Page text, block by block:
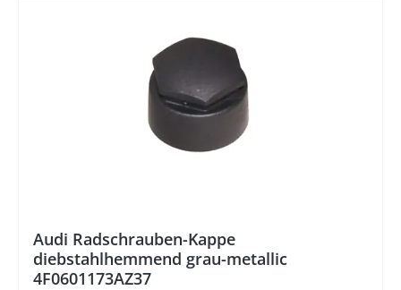
Audi Radschrauben-Kappe
diebstahlhemmend grau-metallic
4F0601173AZ37